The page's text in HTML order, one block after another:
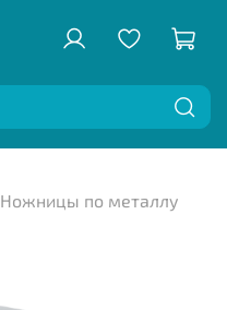
Ножницы по металлу